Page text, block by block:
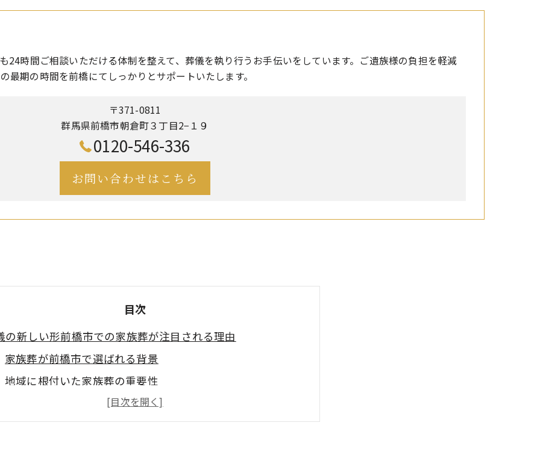
24時間ご相談いただける体制を整えて、葬儀を執り行うお手伝いをしています。ご遺族様の負担を軽減
最期の時間を前橋にてしっかりとサポートいたします。
〒371-0811
群馬県前橋市朝倉町３丁目2−１９
0120-546-336
お問い合わせはこちら
目次
の新しい形前橋市での家族葬が注目される理由
家族葬が前橋市で選ばれる背景
地域に根付いた家族葬の重要性
市民葬祭が提供する家族葬の特徴
前橋市での葬儀文化と家族葬の関係